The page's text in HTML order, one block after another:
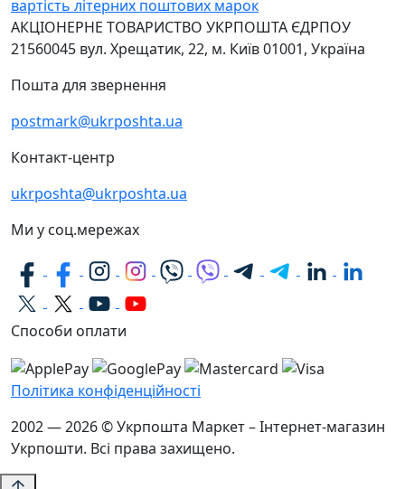
вартість літерних поштових марок
АКЦІОНЕРНЕ ТОВАРИСТВО УКРПОШТА ЄДРПОУ
21560045 вул. Хрещатик, 22, м. Київ01001, Україна
Пошта для звернення
postmark@ukrposhta.ua
Контакт-центр
ukrposhta@ukrposhta.ua
Ми у соц.мережах
Способи оплати
Політика конфіденційності
2002 — 2026 © Укрпошта Маркет – Інтернет-магазин
Укрпошти. Всі права захищено.